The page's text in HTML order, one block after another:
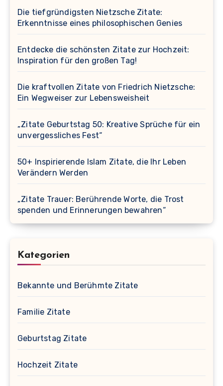
Die tiefgründigsten Nietzsche Zitate:
Erkenntnisse eines philosophischen Genies
Entdecke die schönsten Zitate zur Hochzeit:
Inspiration für den großen Tag!
Die kraftvollen Zitate von Friedrich Nietzsche:
Ein Wegweiser zur Lebensweisheit
„Zitate Geburtstag 50: Kreative Sprüche für ein
unvergessliches Fest“
50+ Inspirierende Islam Zitate, die Ihr Leben
Verändern Werden
„Zitate Trauer: Berührende Worte, die Trost
spenden und Erinnerungen bewahren“
Kategorien
Bekannte und Berühmte Zitate
Familie Zitate
Geburtstag Zitate
Hochzeit Zitate